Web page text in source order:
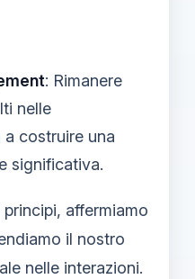
: Rimanere
nelle
costruire una
significativa.
affermiamo
il nostro
nelle interazioni.